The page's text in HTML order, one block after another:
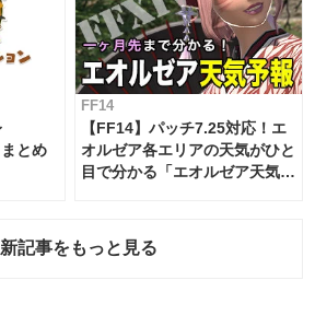
とめ
FF14
【FF14】パッチ7.25対応！エ
オルゼア各エリアの天気がひと
目で分かる「エオルゼア天気予
記事をもっと見る